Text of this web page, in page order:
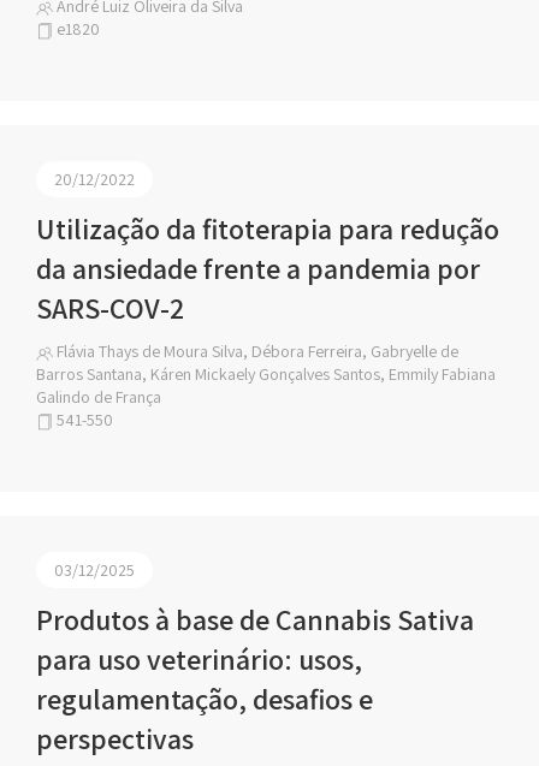
André Luiz Oliveira da Silva
e1820
20/12/2022
Utilização da fitoterapia para redução
da ansiedade frente a pandemia por
SARS-COV-2
Flávia Thays de Moura Silva, Débora Ferreira, Gabryelle de
Barros Santana, Káren Mickaely Gonçalves Santos, Emmily Fabiana
Galindo de França
541-550
03/12/2025
Produtos à base de Cannabis Sativa
para uso veterinário: usos,
regulamentação, desafios e
perspectivas